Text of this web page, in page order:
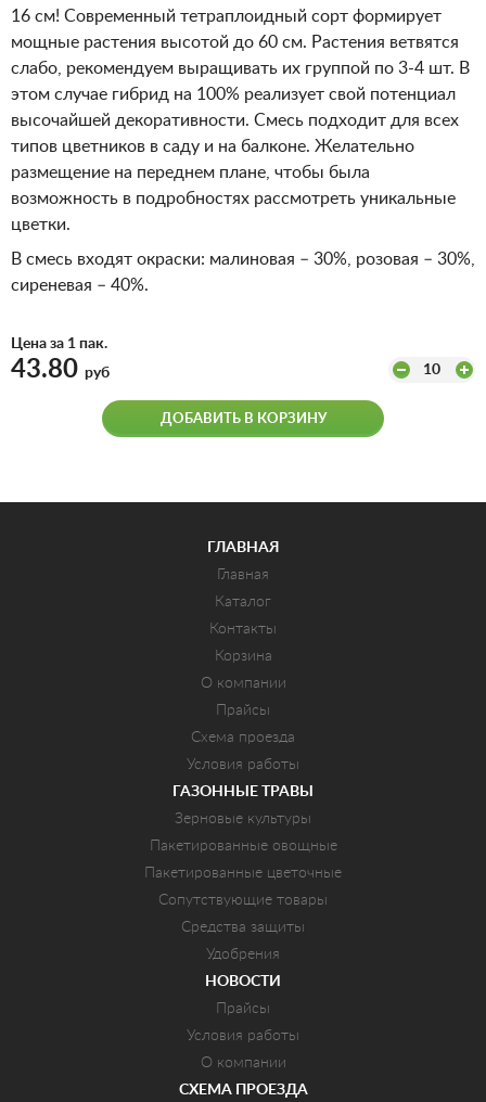
16 см! Современный тетраплоидный сорт формирует
мощные растения высотой до 60 см. Растения ветвятся
слабо, рекомендуем выращивать их группой по 3-4 шт. В
этом случае гибрид на 100% реализует свой потенциал
высочайшей декоративности. Смесь подходит для всех
типов цветников в саду и на балконе. Желательно
размещение на переднем плане, чтобы была
возможность в подробностях рассмотреть уникальные
цветки.
В смесь входят окраски: малиновая – 30%, розовая – 30%,
сиреневая – 40%.
Цена за 1 пак.
43.80 руб 10
ДОБАВИТЬ В КОРЗИНУ
ГЛАВНАЯ
Главная
Каталог
Контакты
Корзина
О компании
Прайсы
Схема проезда
Условия работы
ГАЗОННЫЕ ТРАВЫ
Зерновые культуры
Пакетированные овощные
Пакетированные цветочные
Сопутствующие товары
Средства защиты
Удобрения
НОВОСТИ
Прайсы
Условия работы
О компании
СХЕМА ПРОЕЗДА